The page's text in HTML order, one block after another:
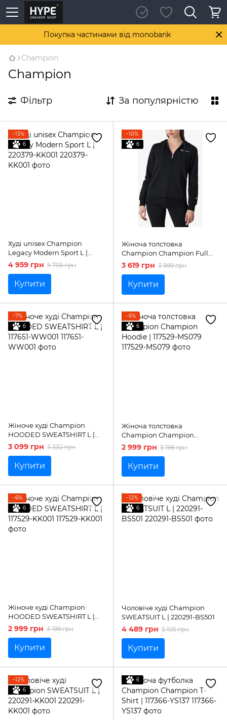
Покупка частинами від monobank
Champion
Champion
Фільтр За популярністю
−13%
6
Худі unisex Champion
Legacy Modern Sport L |
220379-KK001
4 959 грн 5 705 грн
Купити
−10%
6
Жіноча толстовка
Champion Champion Full
Zip Hoodie | 117677-KK001
3 619 грн 3 999 грн
Купити
−7%
6
Жіноче худі Champion
HOODED SWEATSHIRT L |
117651-WW001
3 099 грн 3 332 грн
Купити
−6%
6
Жіноча толстовка
Champion Champion
Hoodie | 117529-MS079
2 999 грн 3 199 грн
Купити
−6%
6
Жіноче худі Champion
HOODED SWEATSHIRT L |
117529-KK001
2 999 грн 3 199 грн
Купити
−12%
6
Чоловіче худі Champion
SWEATSUIT L | 220291-BS501
4 489 грн 5 105 грн
Купити
−12%
6
6